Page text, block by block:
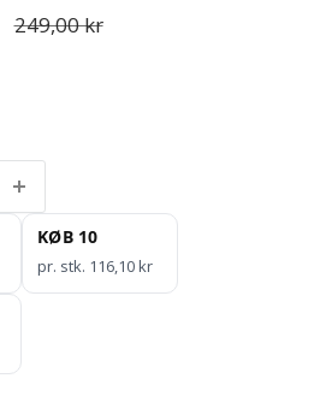
249,00 kr
KØB 10
pr. stk. 116,10 kr